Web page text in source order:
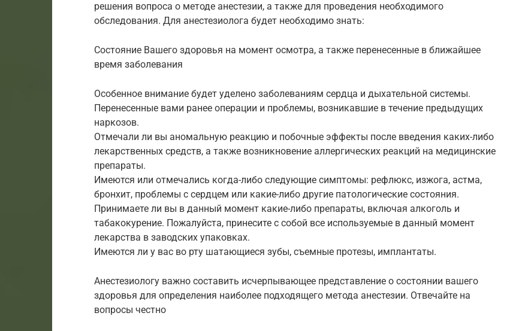
решения вопроса о методе анестезии, а также для проведения необходимого
обследования. Для анестезиолога будет необходимо знать:
Состояние Вашего здоровья на момент осмотра, а также перенесенные в ближайшее
время заболевания
Особенное внимание будет уделено заболеваниям сердца и дыхательной системы.
Перенесенные вами ранее операции и проблемы, возникавшие в течение предыдущих
наркозов.
Отмечали ли вы аномальную реакцию и побочные эффекты после введения каких-либо
лекарственных средств, а также возникновение аллергических реакций на медицинские
препараты.
Имеются или отмечались когда-либо следующие симптомы: рефлюкс, изжога, астма,
бронхит, проблемы с сердцем или какие-либо другие патологические состояния.
Принимаете ли вы в данный момент какие-либо препараты, включая алкоголь и
табакокурение. Пожалуйста, принесите с собой все используемые в данный момент
лекарства в заводских упаковках.
Имеются ли у вас во рту шатающиеся зубы, съемные протезы, имплантаты.
Анестезиологу важно составить исчерпывающее представление о состоянии вашего
здоровья для определения наиболее подходящего метода анестезии. Отвечайте на
вопросы честно